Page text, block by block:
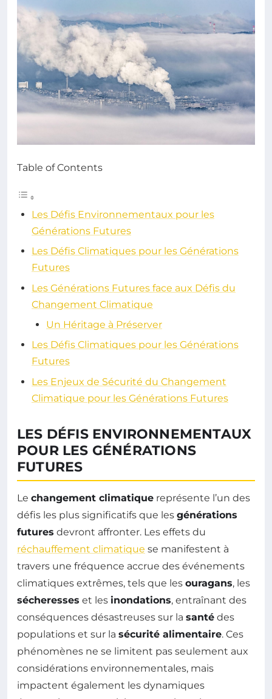
Table of Contents
Les Défis Environnementaux pour les
Générations Futures
Les Défis Climatiques pour les Générations
Futures
Les Générations Futures face aux Défis du
Changement Climatique
Un Héritage à Préserver
Les Défis Climatiques pour les Générations
Futures
Les Enjeux de Sécurité du Changement
Climatique pour les Générations Futures
LES DÉFIS ENVIRONNEMENTAUX
POUR LES GÉNÉRATIONS
FUTURES
Le changement climatique représente l’un des
défis les plus significatifs que les générations
futures devront affronter. Les effets du
réchauffement climatique se manifestent à
travers une fréquence accrue des événements
climatiques extrêmes, tels que les ouragans, les
sécheresses et les inondations, entraînant des
conséquences désastreuses sur la santé des
populations et sur la sécurité alimentaire. Ces
phénomènes ne se limitent pas seulement aux
considérations environnementales, mais
impactent également les dynamiques